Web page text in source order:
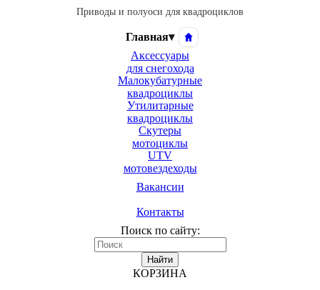
Приводы и полуоси для квадроциклов
Главная▾
Аксессуары
для снегохода
Малокубатурные
квадроциклы
Утилитарные
квадроциклы
Скутеры
мотоциклы
UTV
мотовездеходы
Вакансии
Контакты
Поиск по сайту:
Найти
КОРЗИНА